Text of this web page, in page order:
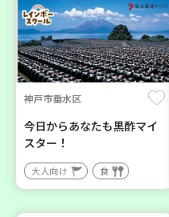
神戸市垂水区
今日からあなたも黒酢マイ
スター！
大人向け 食